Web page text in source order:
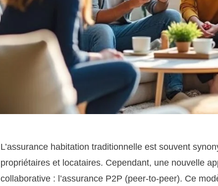
L’assurance habitation traditionnelle est souvent
propriétaires et locataires. Cependant, une nouvelle
collaborative : l’assurance P2P (peer-to-peer). Ce